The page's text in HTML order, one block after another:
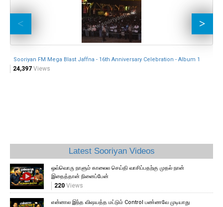
Sooriyan FM Mega Blast Jaffna - 16th Anniversary Celebration - Album 1
24,397 Views
Latest Sooriyan Videos
ஒவ்வொரு நாளும் காலைல செய்தி வாசிப்பதற்கு முதல் நான்
இதைத்தான் நினைப்பேன்
220Views
என்னால இந்த விஷயத்த மட்டும் Control பண்ணவே முடியாது